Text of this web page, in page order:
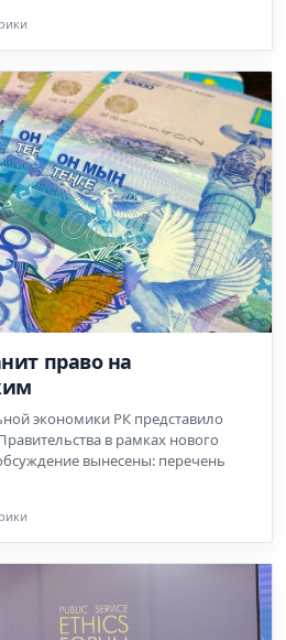
право на
экономики РК представило
в рамках нового
вынесены: перечень